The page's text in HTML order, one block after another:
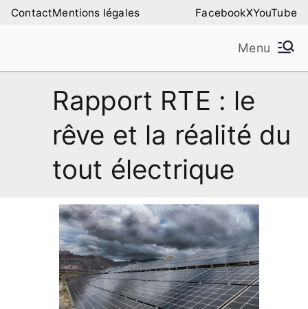
AllerContactMentions légales FacebookXYouTube
Amilure – Les Amis
de la Montagne de
Lure
Menu
Rapport RTE : le
rêve et la réalité du
tout électrique